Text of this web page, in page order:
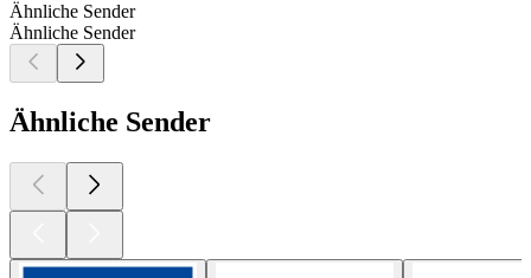
Ähnliche Sender
Ähnliche Sender
Ähnliche Sender